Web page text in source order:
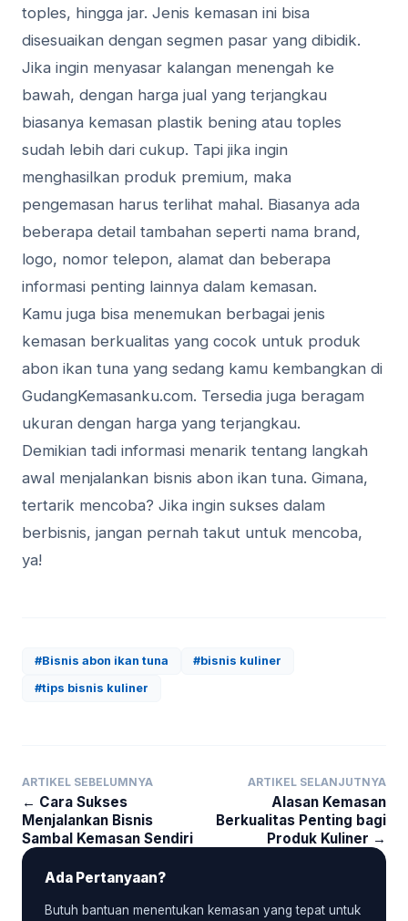
toples, hingga jar. Jenis kemasan ini bisa
disesuaikan dengan segmen pasar yang dibidik.
Jika ingin menyasar kalangan menengah ke
bawah, dengan harga jual yang terjangkau
biasanya kemasan plastik bening atau toples
sudah lebih dari cukup. Tapi jika ingin
menghasilkan produk premium, maka
pengemasan harus terlihat mahal. Biasanya ada
beberapa detail tambahan seperti nama brand,
logo, nomor telepon, alamat dan beberapa
informasi penting lainnya dalam kemasan.
Kamu juga bisa menemukan berbagai jenis
kemasan berkualitas yang cocok untuk produk
abon ikan tuna yang sedang kamu kembangkan di
GudangKemasanku.com. Tersedia juga beragam
ukuran dengan harga yang terjangkau.
Demikian tadi informasi menarik tentang langkah
awal menjalankan bisnis abon ikan tuna. Gimana,
tertarik mencoba? Jika ingin sukses dalam
berbisnis, jangan pernah takut untuk mencoba,
ya!
#Bisnis abon ikan tuna
#bisnis kuliner
#tips bisnis kuliner
ARTIKEL SEBELUMNYA
← Cara Sukses
Menjalankan Bisnis
Sambal Kemasan Sendiri
ARTIKEL SELANJUTNYA
Alasan Kemasan
Berkualitas Penting bagi
Produk Kuliner →
Ada Pertanyaan?
Butuh bantuan menentukan kemasan yang tepat untuk